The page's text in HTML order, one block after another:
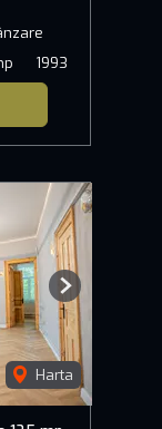
1993
Harta
Next